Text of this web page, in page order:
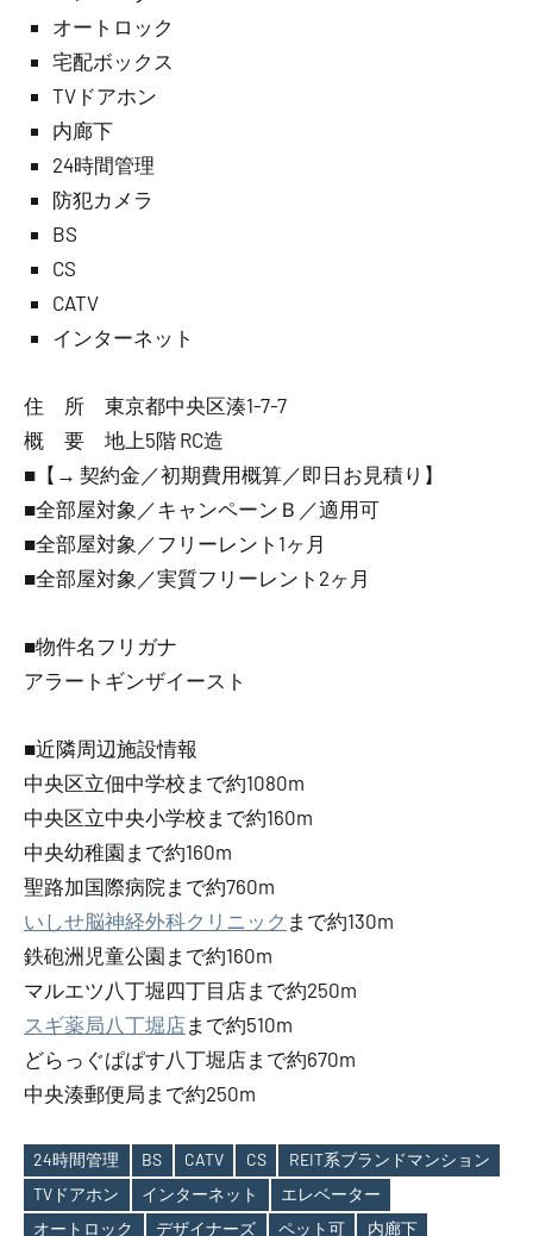
オートロック
宅配ボックス
TVドアホン
内廊下
24時間管理
防犯カメラ
BS
CS
CATV
インターネット
住 所 東京都中央区湊1-7-7
概 要 地上5階 RC造
■【→ 契約金／初期費用概算／即日お見積り】
■全部屋対象／キャンペーンＢ／適用可
■全部屋対象／フリーレント1ヶ月
■全部屋対象／実質フリーレント2ヶ月
■物件名フリガナ
アラートギンザイースト
■近隣周辺施設情報
中央区立佃中学校まで約1080m
中央区立中央小学校まで約160m
中央幼稚園まで約160m
聖路加国際病院まで約760m
いしせ脳神経外科クリニック まで約130m
鉄砲洲児童公園まで約160m
マルエツ八丁堀四丁目店まで約250m
スギ薬局八丁堀店まで約510m
どらっぐぱぱす八丁堀店まで約670m
中央湊郵便局まで約250m
Tags
24時間管理 BS CATV CS
REIT系ブランドマンション
TVドアホン
インターネット
エレベーター
オートロック
デザイナーズ ペット可
内廊下